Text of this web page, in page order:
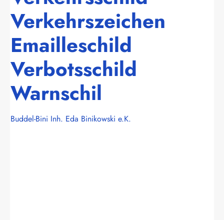
Verkehrszeichen
Emailleschild
Verbotsschild
Warnschil
Buddel-Bini Inh. Eda Binikowski e.K.